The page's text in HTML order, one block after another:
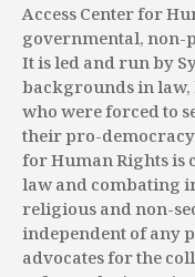
Access Center for
governmental,
It is led and run by
backgrounds in
who were forced to
their pro-
for Human Rights
law and combating
religious and non-
independent of any
advocates for the